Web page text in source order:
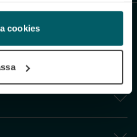
samtliga cookies medan du
användningen av
samtycke när som helst.
cookies